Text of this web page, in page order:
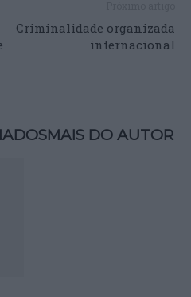
Criminalidade organizada
internacional
MAIS DO AUTOR